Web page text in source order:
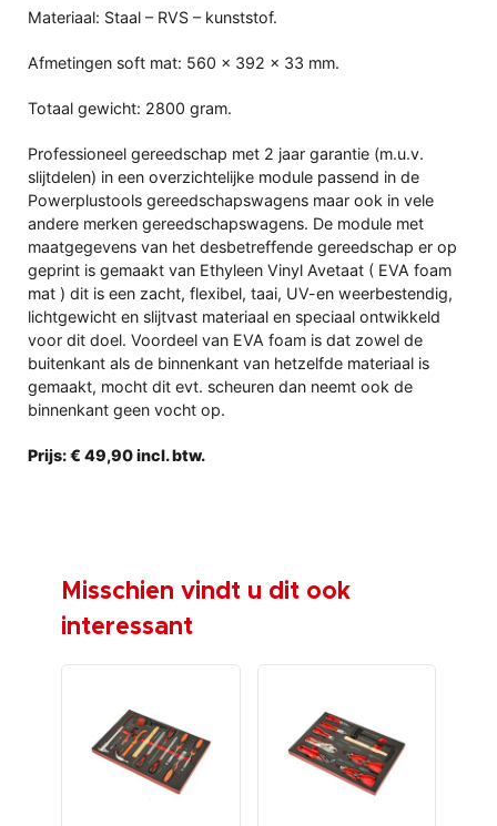
Materiaal: Staal – RVS – kunststof.
Afmetingen soft mat: 560 x 392 x 33 mm.
Totaal gewicht: 2800 gram.
Professioneel gereedschap met 2 jaar garantie (m.u.v.
slijtdelen) in een overzichtelijke module passend in de
Powerplustools gereedschapswagens maar ook in vele
andere merken gereedschapswagens. De module met
maatgegevens van het desbetreffende gereedschap er op
geprint is gemaakt van Ethyleen Vinyl Avetaat ( EVA foam
mat ) dit is een zacht, flexibel, taai, UV-en weerbestendig,
lichtgewicht en slijtvast materiaal en speciaal ontwikkeld
voor dit doel. Voordeel van EVA foam is dat zowel de
buitenkant als de binnenkant van hetzelfde materiaal is
gemaakt, mocht dit evt. scheuren dan neemt ook de
binnenkant geen vocht op.
Prijs: € 49,90 incl. btw.
Misschien vindt u dit ook
interessant